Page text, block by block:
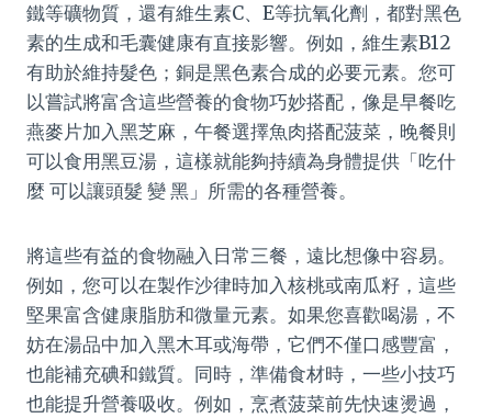
鐵等礦物質，還有維生素C、E等抗氧化劑，都對黑色
素的生成和毛囊健康有直接影響。例如，維生素B12
有助於維持髮色；銅是黑色素合成的必要元素。您可
以嘗試將富含這些營養的食物巧妙搭配，像是早餐吃
燕麥片加入黑芝麻，午餐選擇魚肉搭配菠菜，晚餐則
可以食用黑豆湯，這樣就能夠持續為身體提供「吃什
麼 可以讓頭髮 變 黑」所需的各種營養。
將這些有益的食物融入日常三餐，遠比想像中容易。
例如，您可以在製作沙律時加入核桃或南瓜籽，這些
堅果富含健康脂肪和微量元素。如果您喜歡喝湯，不
妨在湯品中加入黑木耳或海帶，它們不僅口感豐富，
也能補充碘和鐵質。同時，準備食材時，一些小技巧
也能提升營養吸收。例如，烹煮菠菜前先快速燙過，